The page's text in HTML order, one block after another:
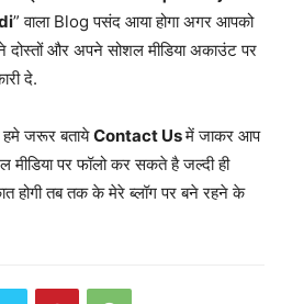
” वाला Blog पसंद आया होगा अगर आपको
दोस्तों और अपने सोशल मीडिया अकाउंट पर
दे.
हमे जरूर बतायेContact Usमें जाकर आप
पर फॉलो कर सकते है जल्दी ही
होगी तब तक के मेरे ब्लॉग पर बने रहने के